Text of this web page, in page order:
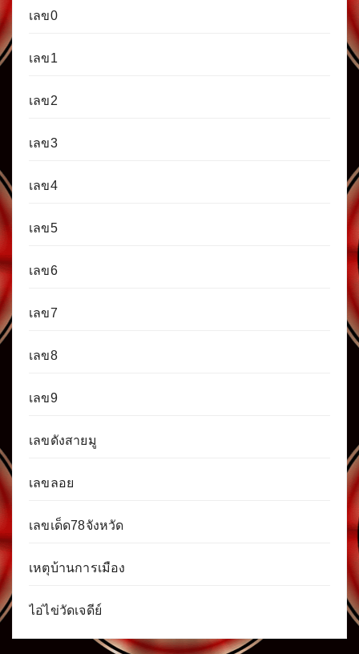
เลข0
เลข1
เลข2
เลข3
เลข4
เลข5
เลข6
เลข7
เลข8
เลข9
เลขดังสายมู
เลขลอย
เลขเด็ด78จังหวัด
เหตุบ้านการเมือง
ไอ่ไข่วัดเจดีย์